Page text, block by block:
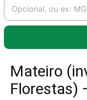
Mateiro
Florestas)